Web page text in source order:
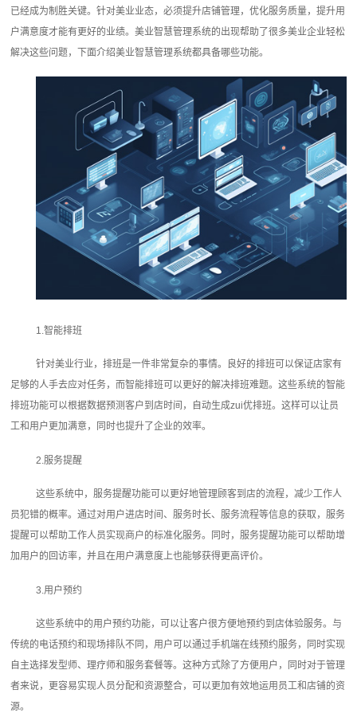
已经成为制胜关键。针对美业业态，必须提升店铺管理，优化服务质量，提升用
户满意度才能有更好的业绩。美业智慧管理系统的出现帮助了很多美业企业轻松
解决这些问题，下面介绍美业智慧管理系统都具备哪些功能。
1.智能排班
针对美业行业，排班是一件非常复杂的事情。良好的排班可以保证店家有
足够的人手去应对任务，而智能排班可以更好的解决排班难题。这些系统的智能
排班功能可以根据数据预测客户到店时间，自动生成zui优排班。这样可以让员
工和用户更加满意，同时也提升了企业的效率。
2.服务提醒
这些系统中，服务提醒功能可以更好地管理顾客到店的流程，减少工作人
员犯错的概率。通过对用户进店时间、服务时长、服务流程等信息的获取，服务
提醒可以帮助工作人员实现商户的标准化服务。同时，服务提醒功能可以帮助增
加用户的回访率，并且在用户满意度上也能够获得更高评价。
3.用户预约
这些系统中的用户预约功能，可以让客户很方便地预约到店体验服务。与
传统的电话预约和现场排队不同，用户可以通过手机端在线预约服务，同时实现
自主选择发型师、理疗师和服务套餐等。这种方式除了方便用户，同时对于管理
者来说，更容易实现人员分配和资源整合，可以更加有效地运用员工和店铺的资
源。